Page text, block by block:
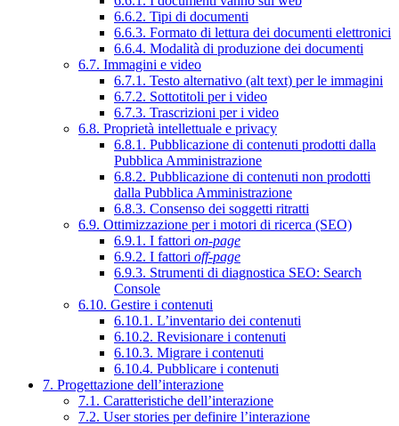
6.6.2. Tipi di documenti
6.6.3. Formato di lettura dei documenti elettronici
6.6.4. Modalità di produzione dei documenti
6.7. Immagini e video
6.7.1. Testo alternativo (alt text) per le immagini
6.7.2. Sottotitoli per i video
6.7.3. Trascrizioni per i video
6.8. Proprietà intellettuale e privacy
6.8.1. Pubblicazione di contenuti prodotti dalla
Pubblica Amministrazione
6.8.2. Pubblicazione di contenuti non prodotti
dalla Pubblica Amministrazione
6.8.3. Consenso dei soggetti ritratti
6.9. Ottimizzazione per i motori di ricerca (SEO)
6.9.1. I fattori on-page
6.9.2. I fattori off-page
6.9.3. Strumenti di diagnostica SEO: Search
Console
6.10. Gestire i contenuti
6.10.1. L’inventario dei contenuti
6.10.2. Revisionare i contenuti
6.10.3. Migrare i contenuti
6.10.4. Pubblicare i contenuti
7. Progettazione dell’interazione
7.1. Caratteristiche dell’interazione
7.2. User stories per definire l’interazione